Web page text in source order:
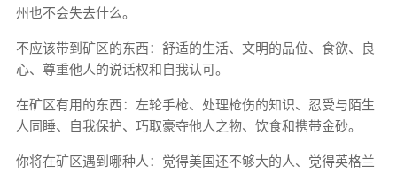
州也不会失去什么。
不应该带到矿区的东西：舒适的生活、文明的品位、食欲、良
心、尊重他人的说话权和自我认可。
在矿区有用的东西：左轮手枪、处理枪伤的知识、忍受与陌生
人同睡、自我保护、巧取豪夺他人之物、饮食和携带金砂。
你将在矿区遇到哪种人：觉得美国还不够大的人、觉得英格兰